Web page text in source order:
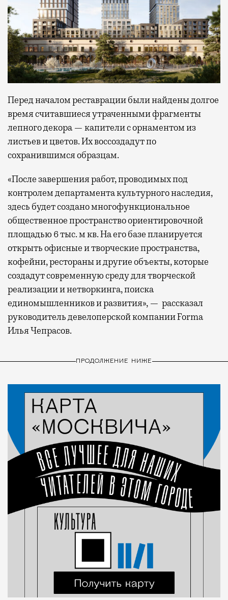
Перед началом реставрации были найдены долгое
время считавшиеся утраченными фрагменты
лепного декора — капители с орнаментом из
листьев и цветов. Их воссоздадут по
сохранившимся образцам.
«После завершения работ, проводимых под
контролем департамента культурного наследия,
здесь будет создано многофункциональное
общественное пространство ориентировочной
площадью 6 тыс. м кв. На его базе планируется
открыть офисные и творческие пространства,
кофейни, рестораны и другие объекты, которые
создадут современную среду для творческой
реализации и нетворкинга, поиска
единомышленников и развития», — рассказал
руководитель девелоперской компании Forma
Илья Чепрасов.
ПРОДОЛЖЕНИЕ НИЖЕ